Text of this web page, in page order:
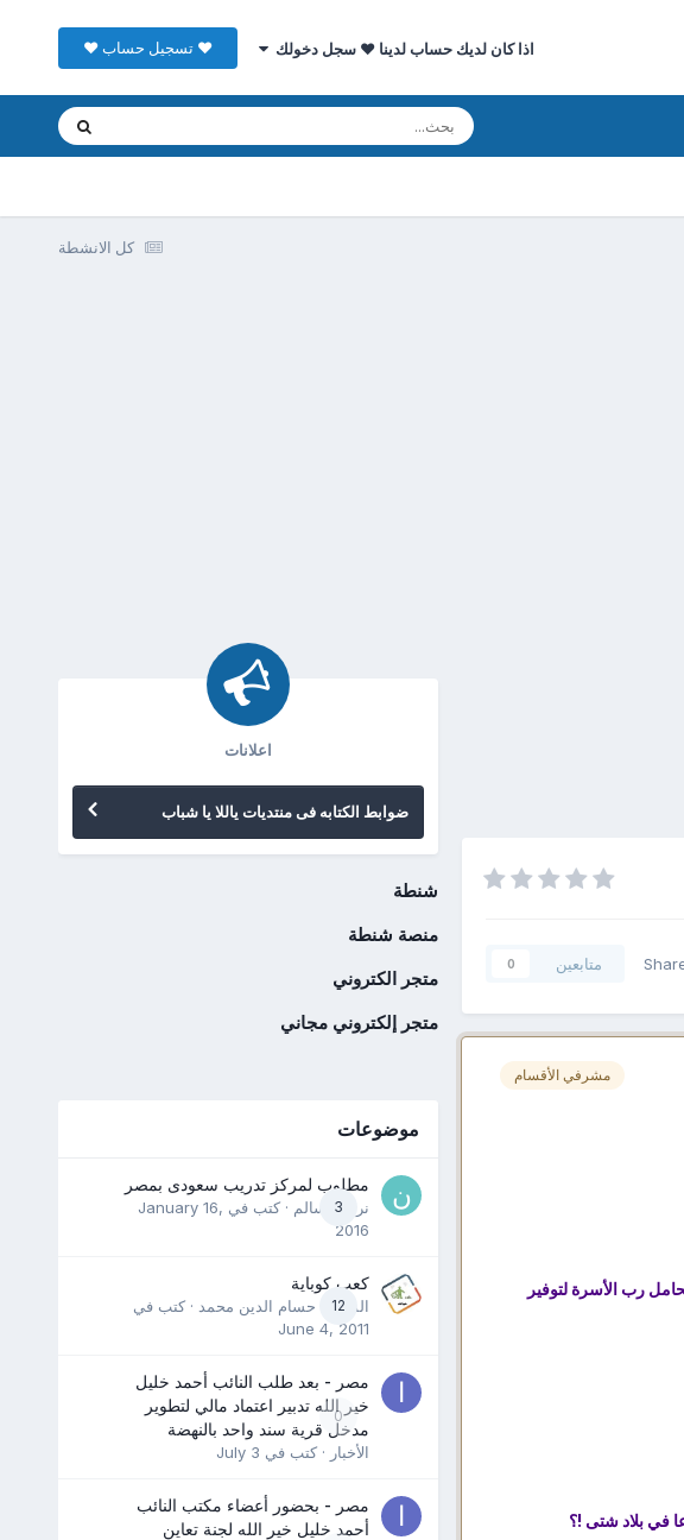
اذا كان لديك حساب لدينا ♥ سجل دخولك ♥ تسجيل حساب ♥
كل الانشطة
متابعين 0
مشرفي الأقسام
رب الأسرة لتوفير
في بلاد شتى !؟
اعلانات
ضوابط الكتابه فى منتديات ياللا يا شباب
شنطة
منصة شنطة
متجر الكتروني
متجر إلكتروني مجاني
موضوعات
3
مطلوب لمركز تدريب سعودى بمصر
نرمين سالم · كتب في January 16,
2016
12
كعب كوباية
المدرب حسام الدين محمد · كتب في
June 4, 2011
0
مصر - بعد طلب النائب أحمد خليل
خير الله تدبير اعتماد مالي لتطوير
مدخل قرية سند واحد بالنهضة
الأخبار · كتب في July 3
مصر - بحضور أعضاء مكتب النائب
أحمد خليل خير الله لجنة تعاين